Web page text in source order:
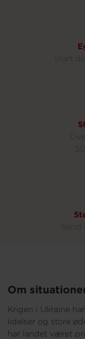
Start
Om
Krigen i Ukraine
lidelser og store
har landet været